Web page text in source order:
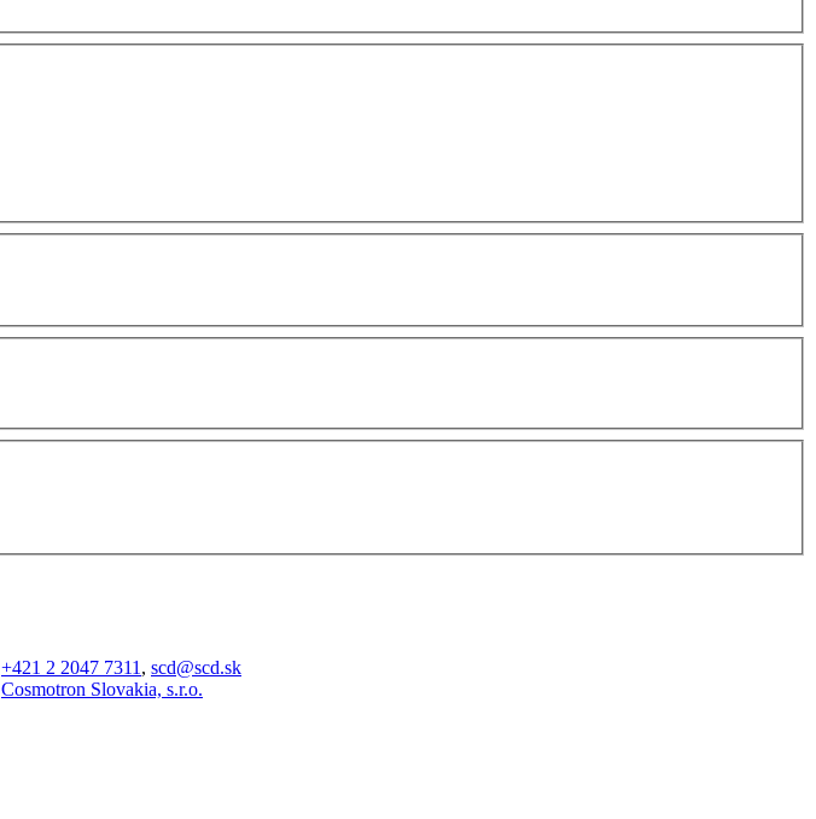
+421 2 2047 7311 , scd@scd.sk
Cosmotron Slovakia, s.r.o.